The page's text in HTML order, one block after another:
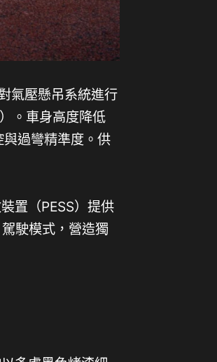
氣壓懸吊系統進行
。車身高度降低
過彎精準度。供
置（PESS）提供
駛模式，營造獨